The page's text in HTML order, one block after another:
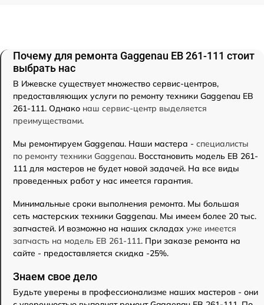
Почему для ремонта Gaggenau EB 261-111 стоит
выбрать нас
В Ижевске существует множество сервис-центров,
предоставляющих услуги по ремонту техники Gaggenau EB
261-111. Однако наш сервис-центр выделяется
преимуществами.
Мы ремонтируем Gaggenau. Наши мастера - специалисты
по ремонту техники Gaggenau. Восстановить модель EB 261-
111 для мастеров не будет новой задачей. На все виды
проведенных работ у нас имеется гарантия.
Минимальные сроки выполнения ремонта. Мы большая
сеть мастерских техники Gaggenau. Мы имеем более 20 тыс.
запчастей. И возможно на наших складах уже имеется
запчасть на модель EB 261-111. При заказе ремонта на
сайте - предоставляется скидка -25%.
Знаем свое дело
Будьте уверены в профессионализме наших мастеров - они